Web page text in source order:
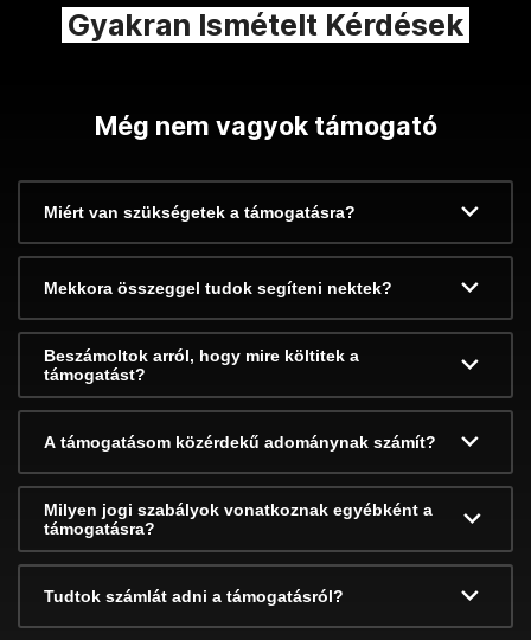
Gyakran Ismételt Kérdések
Még nem vagyok támogató
Miért van szükségetek a támogatásra?
Mekkora összeggel tudok segíteni nektek?
Beszámoltok arról, hogy mire költitek a
támogatást?
A támogatásom közérdekű adománynak számít?
Milyen jogi szabályok vonatkoznak egyébként a
támogatásra?
Tudtok számlát adni a támogatásról?